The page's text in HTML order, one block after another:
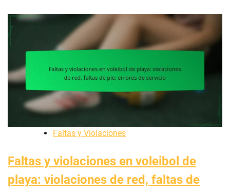
Faltas y Violaciones
Faltas y violaciones en voleibol de
playa: violaciones de red, faltas de